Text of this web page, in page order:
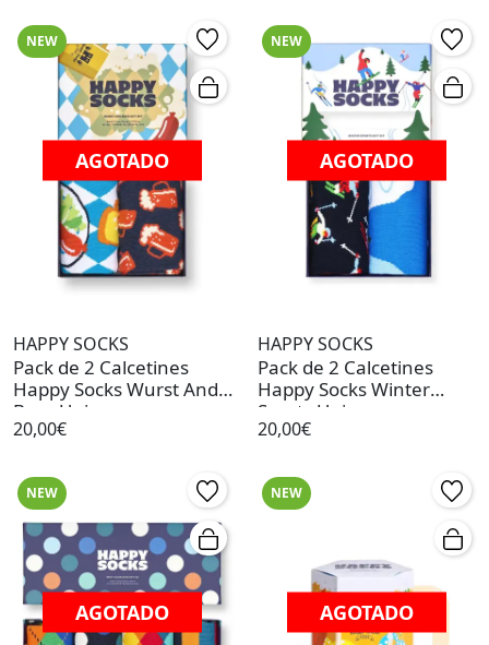
NEW
AGOTADO
HAPPY SOCKS
Pack de 2 Calcetines
Happy Socks Wurst And
Beer Unisex
20,00€
NEW
AGOTADO
HAPPY SOCKS
Pack de 2 Calcetines
Happy Socks Winter
Sports Unisex
20,00€
NEW
AGOTADO
NEW
AGOTADO